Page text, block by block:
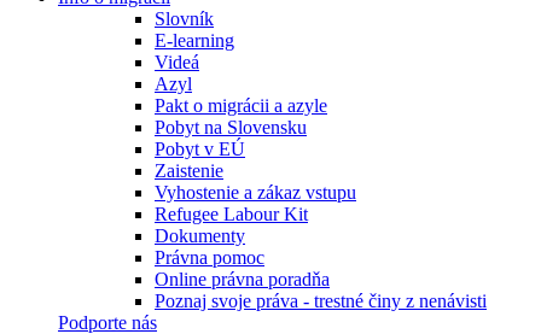
Slovník
E-learning
Videá
Azyl
Pakt o migrácii a azyle
Pobyt na Slovensku
Pobyt v EÚ
Zaistenie
Vyhostenie a zákaz vstupu
Refugee Labour Kit
Dokumenty
Právna pomoc
Online právna poradňa
Poznaj svoje práva - trestné činy z nenávisti
Podporte nás